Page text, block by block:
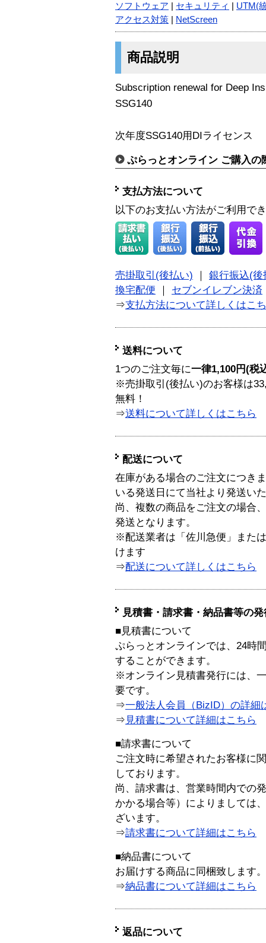
ソフトウェア セキュリティ
UTM(
アクセス対策
NetScreen
商品説明
Subscription renewal for Deep
SSG140
次年度SSG140用DIライセンス
ぷらっとオンライン ご購入の
支払方法について
以下のお支払い方法がご利用で
売掛取引(後払い)
銀行振込(後
換宅配便
セブンイレブン決済
⇒支払方法について詳しくはこ
送料について
1つのご注文毎に一律1,100円(税
※売掛取引(後払い)のお客様は
無料！
⇒送料について詳しくはこちら
配送について
在庫がある場合のご注文につき
いる発送日にて当社より発送い
尚、複数の商品をご注文の場合
発送となります。
※配送業者は「佐川急便」また
けます
⇒配送について詳しくはこちら
見積書・請求書・納品書等の
■見積書について
ぷらっとオンラインでは、24時
することができます。
※オンライン見積書発行には、
要です。
⇒一般法人会員（BizID）の詳細
⇒ 見積書について詳細はこちら
■請求書について
ご注文時に希望されたお客様に
しております。
尚、請求書は、営業時間内での
かかる場合等）によりましては
ざいます。
⇒請求書について詳細はこちら
■納品書について
お届けする商品に同梱致します。
⇒納品書について詳細はこちら
返品について